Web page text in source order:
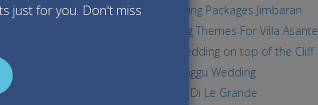
dengan 2
venue.
mengambil
List Bali Wedding Packages Jimbaran
Top 5 Wedding Themes For Villa Asante
Bali Dream Wedding on top of the Cliff
Villa Kavya Canggu Wedding
Resepsi Nikah Di Le Grande
just for you. Don't miss